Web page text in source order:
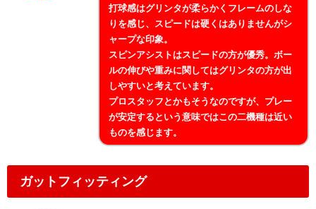
打球感はグリンタが柔らかくフレームのしな
りを感じ、スピードは硬くはありませんがシ
ャープな印象。
スピンアシストはスピードの方が優秀。ボー
ルの伸びや重みに関してはグリンタの方が出
しやすいと考えています。
プロスタッフとかもそうなのですが、プレー
が安定するという意味ではこの二機種は近い
ものを感じます。
ガットフィッティング